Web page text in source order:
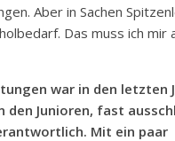
Aber in Sachen
Das muss ich mir
war in den letzten
den Junioren, fast
Mit ein paar